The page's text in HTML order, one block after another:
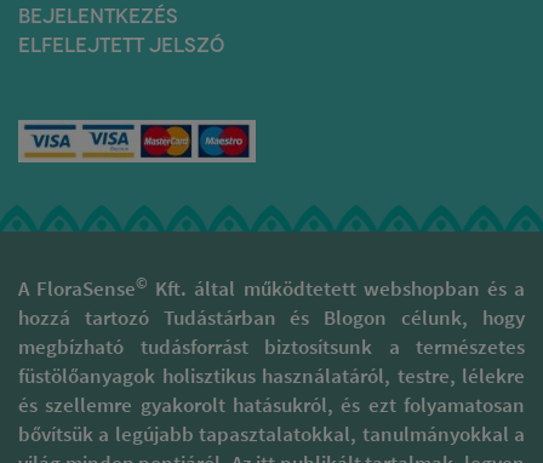
BEJELENTKEZÉS
ELFELEJTETT JELSZÓ
A FloraSense© Kft. által működtetett webshopban és a
hozzá tartozó Tudástárban és Blogon célunk, hogy
megbízható tudásforrást biztosítsunk a természetes
füstölőanyagok holisztikus használatáról, testre, lélekre
és szellemre gyakorolt hatásukról, és ezt folyamatosan
bővítsük a legújabb tapasztalatokkal, tanulmányokkal a